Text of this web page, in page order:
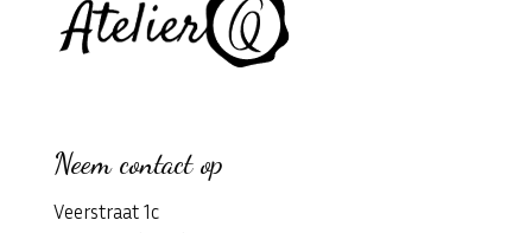
Neem contact op
Veerstraat 1c